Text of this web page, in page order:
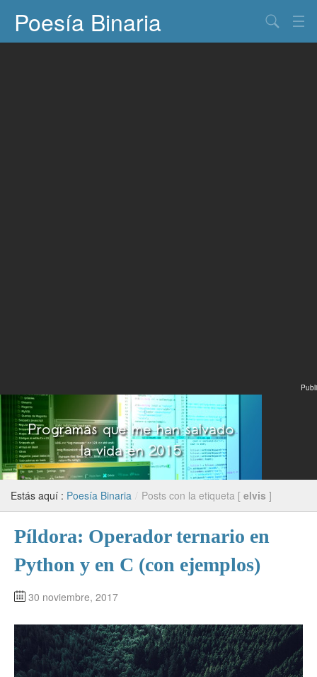
Poesía Binaria
Publi
Estás aquí : Poesía Binaria / Posts con la etiqueta [ elvis ]
Píldora: Operador ternario en
Python y en C (con ejemplos)
30 noviembre, 2017